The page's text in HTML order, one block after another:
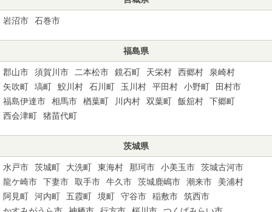
岩沼市 石巻市
福島県
郡山市 須賀川市 二本松市 鏡石町 天栄村 西郷村
泉崎村
矢吹町
塙町 鮫川村 石川町 玉川村 平田村 小野町
田村市
福島伊達市
相馬市 楢葉町 川内村 双葉町 飯舘村
下郷町
西会津町
猪苗代町
茨城県
水戸市 茨城町 大洗町 東海村 那珂市 小美玉市
茨城古河市
龍ケ崎市
下妻市 取手市 牛久市 茨城鹿嶋市 潮来市
美浦村
阿見町
河内町 五霞町 境町 守谷市 稲敷市
筑西市